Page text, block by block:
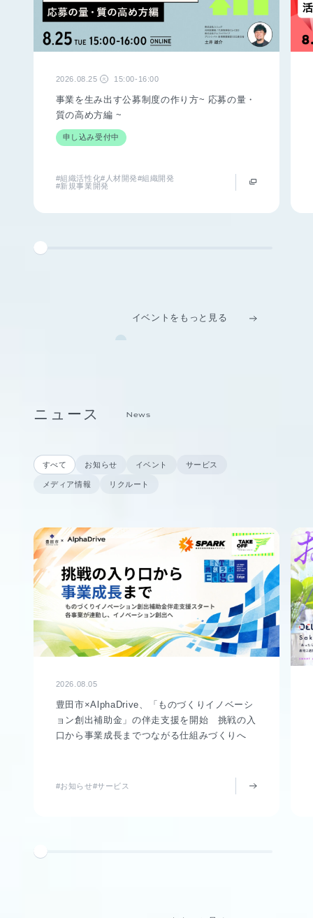
2026.08.25 火 15:00-16:00
事業を生み出す公募制度の作り方~ 応募の量・
質の高め方編 ~
申し込み受付中
#組織活性化#人材開発#組織開発
#新規事業開発
イベントをもっと見る
ニュース News
すべて お知らせ イベント サービス
メディア情報 リクルート
2026.08.05
豊田市×AlphaDrive、「ものづくりイノベーシ
ョン創出補助金」の伴走支援を開始 挑戦の入
口から事業成長までつながる仕組みづくりへ
#お知らせ#サービス